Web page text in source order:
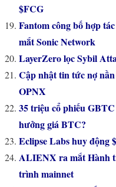
$FCG
Fantom công bố hợp
mắt Sonic Network
LayerZero lọc Sybil
Cập nhật tin tức nợ
OPNX
35 triệu cổ phiếu
hưởng giá BTC?
Eclipse Labs huy động
ALIENX ra mắt Hành
trình mainnet